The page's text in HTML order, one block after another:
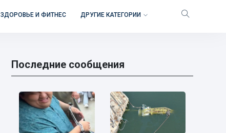
ЗДОРОВЬЕ И ФИТНЕС ДРУГИЕ КАТЕГОРИИ
Последние сообщения